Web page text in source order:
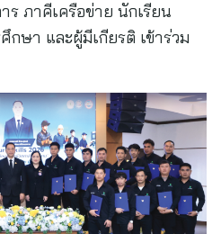
ร ภาคีเครือข่าย นักเรียน
ษา และผู้มีเกียรติ เข้าร่วม